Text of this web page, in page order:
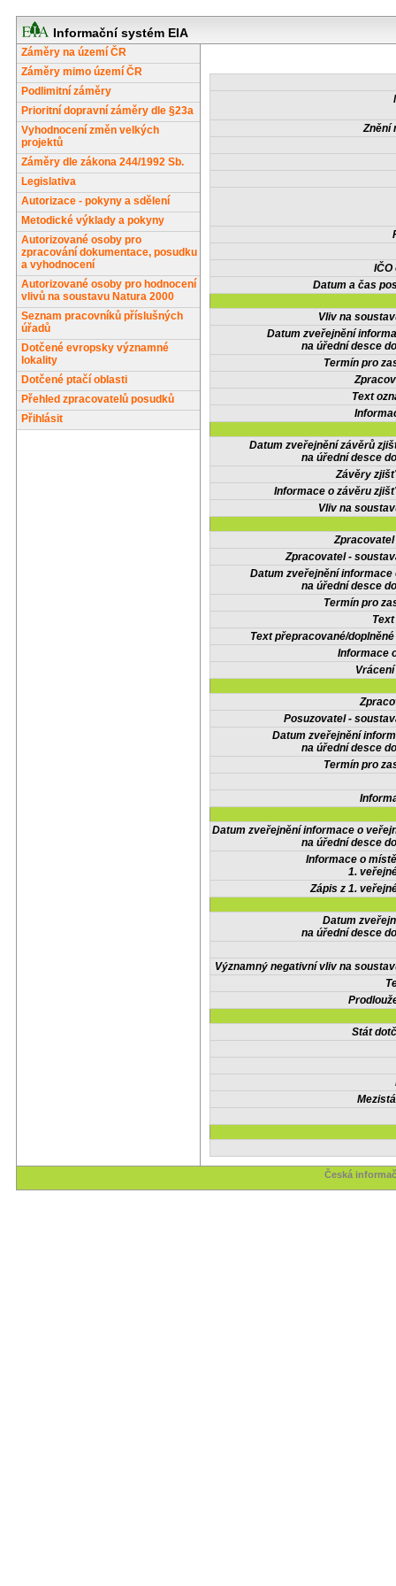
Informační systém EIA
Záměry na území ČR
Záměry mimo území ČR
Podlimitní záměry
Prioritní dopravní záměry dle §23a
Vyhodnocení změn velkých
projektů
Záměry dle zákona 244/1992 Sb.
Legislativa
Autorizace - pokyny a sdělení
Metodické výklady a pokyny
Autorizované osoby pro
zpracování dokumentace, posudku
a vyhodnocení
Autorizované osoby pro hodnocení
vlivů na soustavu Natura 2000
Seznam pracovníků příslušných
úřadů
Dotčené evropsky významné
lokality
Dotčené ptačí oblasti
Přehled zpracovatelů posudků
Přihlásit
Znění
IČO
Datum a čas
Vliv na
Datum zveřejnění
na úřední desce
Termín pro
Text
Datum zveřejnění závěrů
na úřední desce
Závěry
Informace o závěru
Vliv na
Zpracovatel -
Datum zveřejnění informace
na úřední desce
Termín pro
Text přepracované/
Informace
Posuzovatel -
Datum zveřejnění
na úřední desce
Termín pro
Datum zveřejnění informace o
na úřední desce
Informace o
1.
Zápis z 1.
Datum
na úřední desce
Významný negativní vliv na
Stát
Česká